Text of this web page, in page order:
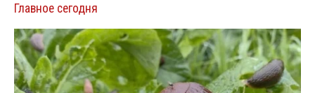
Главное сегодня